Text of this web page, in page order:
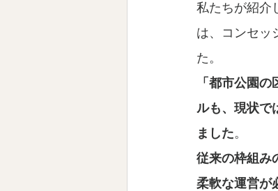
私たちが紹介
は、コンセッ
た。
「都市公園
ルも、現状で
ました。
従来の枠組み
柔軟な運営が